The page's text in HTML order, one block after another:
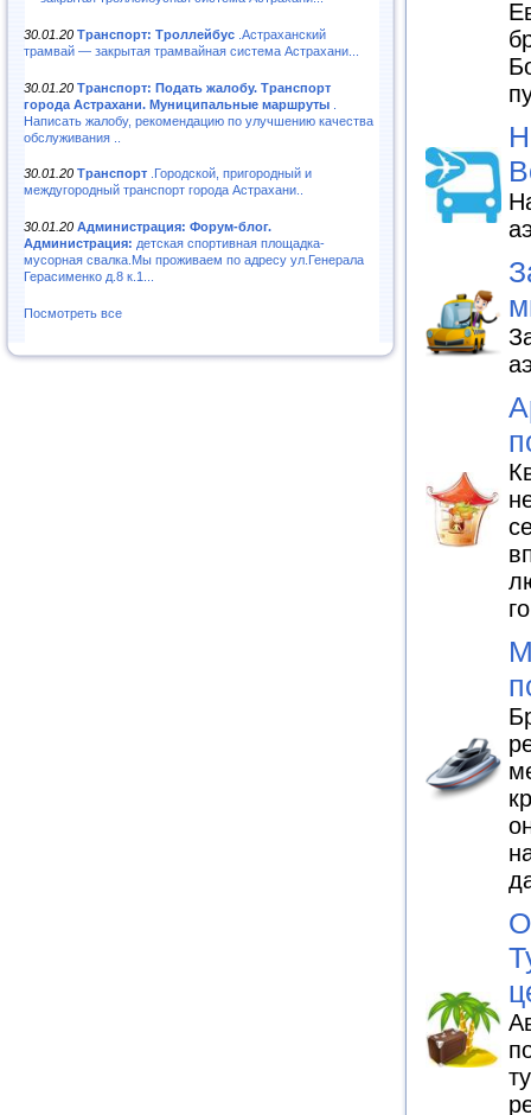
30.01.20 Транспорт: Троллейбус .Астраханский
трамвай — закрытая трамвайная система Астрахани...
30.01.20 Транспорт: Подать жалобу. Транспорт
города Астрахани. Муниципальные маршруты
Написать жалобу, рекомендацию по улучшению качества
обслуживания ..
30.01.20 Транспорт .Городской, пригородный и
междугородный транспорт города Астрахани..
30.01.20 Администрация: Форум-блог.
Администрация: детская спортивная площадка-
мусорная свалка.Мы проживаем по адресу ул.Генерала
Герасименко д.8 к.1...
Посмотреть все